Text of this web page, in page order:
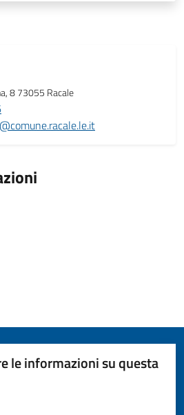
8 73055 Racale
le informazioni su questa